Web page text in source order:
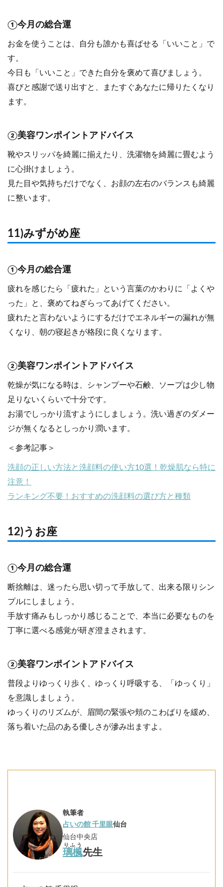
①今月の総合運
お金を使うことは、自分も誰かも喜ばせる「いいこと」で
す。
今日も「いいこと」できた自分を褒めて喜びましょう。
喜びと感謝で送り出すと、またすぐあなたに帰りたくなり
ます。
②美容ワンポイントアドバイス
靴やスリッパを綺麗に揃えたり、洗濯物を綺麗に畳むよう
に心掛けましょう。
見た目や気持ちだけでなく、お顔の左右のバランスも綺麗
に整います。
11)みずがめ座
①今月の総合運
疲れを感じたら「疲れた」という言葉のかわりに「よくや
った」と、褒めてねぎらってあげてください。
疲れたと言わないようにするだけでエネルギーの漏れが無
くなり、朝の寝起きが格段に良くなります。
②美容ワンポイントアドバイス
乾燥が気になる時は、シャンプーや石鹸、ソープは少し物
足りないくらいで十分です。
お湯でしっかり流すようにしましょう。洗い過ぎのダメー
ジが無くなるとしっかり潤います。
＜参考記事＞
洗顔の正しい方法と洗顔料の使い方10選！乾燥肌なら特に
注意！
ランキング不要！おすすめの洗顔料の選び方と種類
12)うお座
①今月の総合運
断捨離は、迷ったら思い切って手放して、出来る限りシン
プルにしましょう。
手放す痛みもしっかり感じることで、本当に必要なものを
丁寧に選べる感覚が研ぎ澄まされます。
②美容ワンポイントアドバイス
普段よりゆっくり歩く、ゆっくり呼吸する、「ゆっくり」
を意識しましょう。
ゆっくりのリズムが、眉間の緊張や頬のこわばりを緩め、
落ち着いた品のある優しさが滲み出ますよ。
執筆者
占いの館 千里眼仙台
仙台中央店
璃楓
りふう
先生